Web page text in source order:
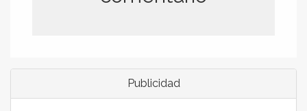
Publicidad